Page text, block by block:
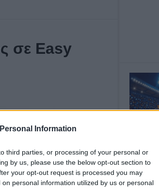
Information
third parties, or processing of your personal or
by us, please use the below opt-out section to
your opt-out request is processed you may
personal information utilized by us or personal
σε Easy